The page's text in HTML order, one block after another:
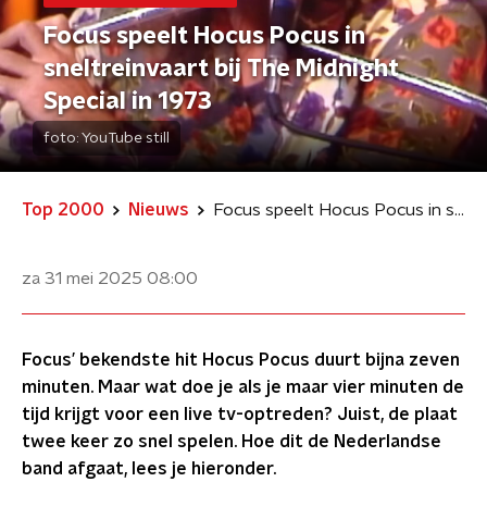
Focus speelt Hocus Pocus in
sneltreinvaart bij The Midnight
Special in 1973
foto: YouTube still
Top 2000 Nieuws Focus speelt Hocus Pocus in sneltreinvaart bij The Midnight Special in 1973
za 31 mei 2025 08:00
Focus’ bekendste hit Hocus Pocus duurt bijna zeven
minuten. Maar wat doe je als je maar vier minuten de
tijd krijgt voor een live tv-optreden? Juist, de plaat
twee keer zo snel spelen. Hoe dit de Nederlandse
band afgaat, lees je hieronder.